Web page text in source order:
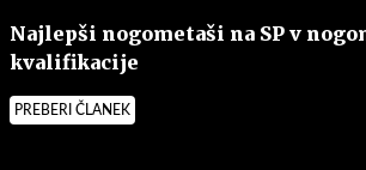
Najlepši nogometaši na SP v
kvalifikacije
PREBERI ČLANEK